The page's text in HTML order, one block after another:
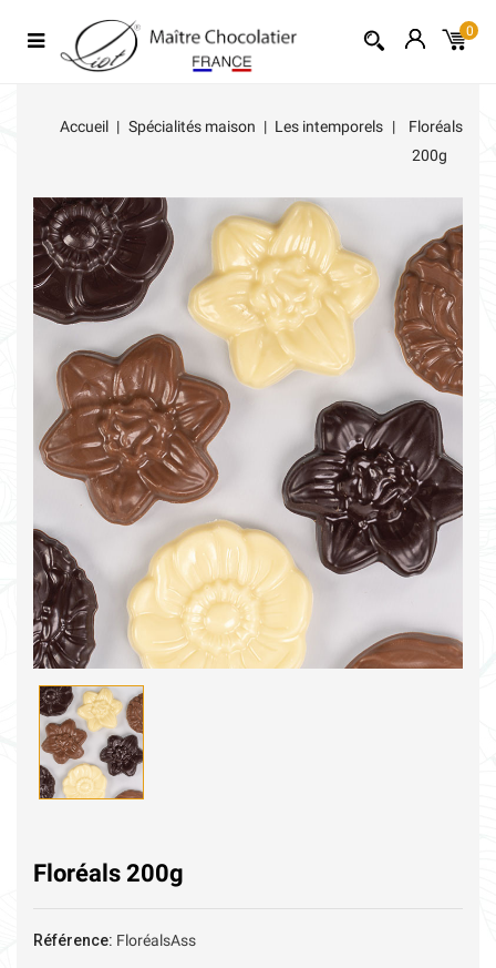
0
Accueil Spécialités maison Les intemporels
Floréals
200g
Floréals 200g
Référence: FloréalsAss